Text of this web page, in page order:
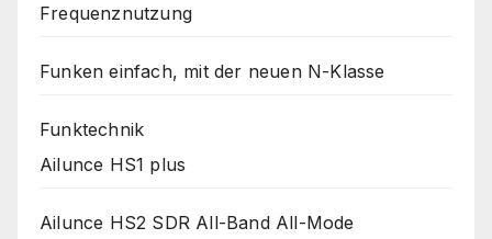
Frequenznutzung
Funken einfach, mit der neuen N-Klasse
Funktechnik
Ailunce HS1 plus
Ailunce HS2 SDR All-Band All-Mode